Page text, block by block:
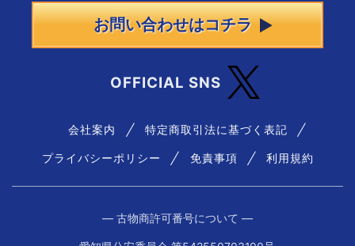
お問い合わせはコチラ
OFFICIAL SNS
会社案内 特定商取引法に基づく表記
プライバシーポリシー 免責事項 利用規約
― 古物商許可番号について ―